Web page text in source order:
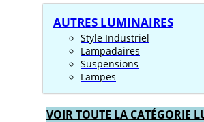
AUTRES LUMINAIRES
Style Industriel
Lampadaires
Suspensions
Lampes
VOIR TOUTE LA CATÉGORIE